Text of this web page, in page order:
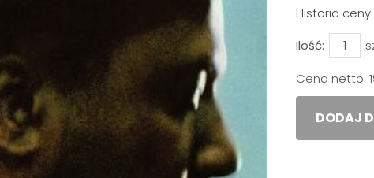
Historia ceny
Ilość:
Cena netto:
DODAJ